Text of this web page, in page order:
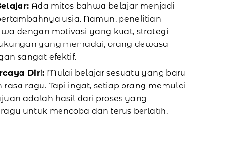
Ada mitos bahwa belajar menjadi
usia. Namun, penelitian
dengan motivasi yang kuat, strategi
yang memadai, orang dewasa
sangat efektif.
Diri: Mulai belajar sesuatu yang baru
ragu. Tapi ingat, setiap orang memulai
adalah hasil dari proses yang
untuk mencoba dan terus berlatih.